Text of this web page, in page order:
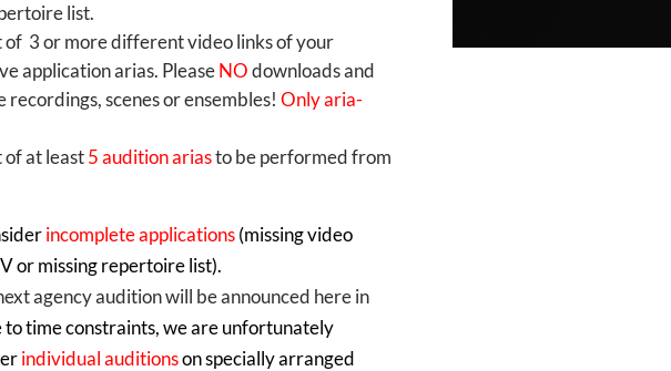
list.
of 3 or more different video links of your
application arias. PleaseNOdownloads and
recordings, scenes or ensembles!Only aria-
at least5 audition ariasto be performed from
incomplete applications(missing video
or missing repertoire list).
agency audition will be announced here in
to time constraints, we are unfortunately
individual auditionson specially arranged